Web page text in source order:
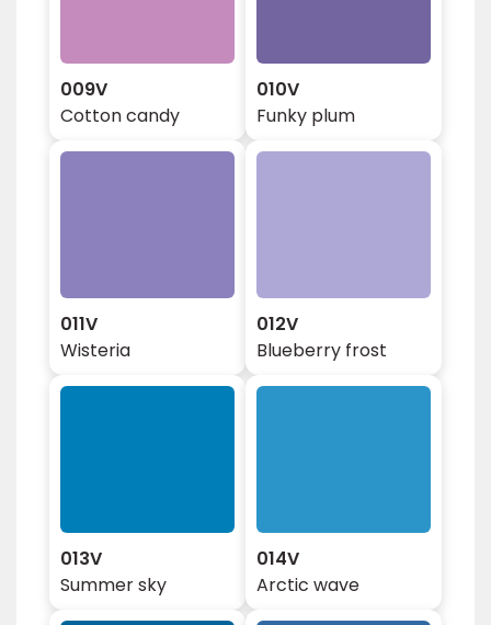
009V
Cotton candy
010V
Funky plum
011V
Wisteria
012V
Blueberry frost
013V
Summer sky
014V
Arctic wave